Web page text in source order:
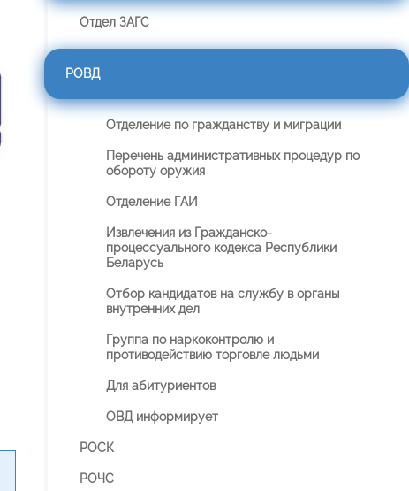
Отдел ЗАГС
РОВД
Отделение по гражданству и миграции
Перечень административных процедур по
обороту оружия
Отделение ГАИ
Извлечения из Гражданско-
процессуального кодекса Республики
Беларусь
Отбор кандидатов на службу в органы
внутренних дел
Группа по наркоконтролю и
противодействию торговле людьми
Для абитуриентов
ОВД информирует
РОСК
РОЧС